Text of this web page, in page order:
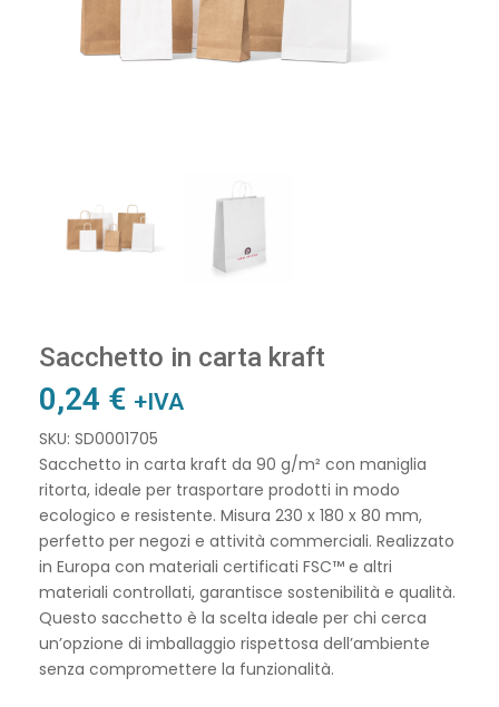
Sacchetto in carta kraft
0,24 € +IVA
SKU: SD0001705
Sacchetto in carta kraft da 90 g/m² con maniglia
ritorta, ideale per trasportare prodotti in modo
ecologico e resistente. Misura 230 x 180 x 80 mm,
perfetto per negozi e attività commerciali. Realizzato
in Europa con materiali certificati FSC™ e altri
materiali controllati, garantisce sostenibilità e qualità.
Questo sacchetto è la scelta ideale per chi cerca
un’opzione di imballaggio rispettosa dell’ambiente
senza compromettere la funzionalità.